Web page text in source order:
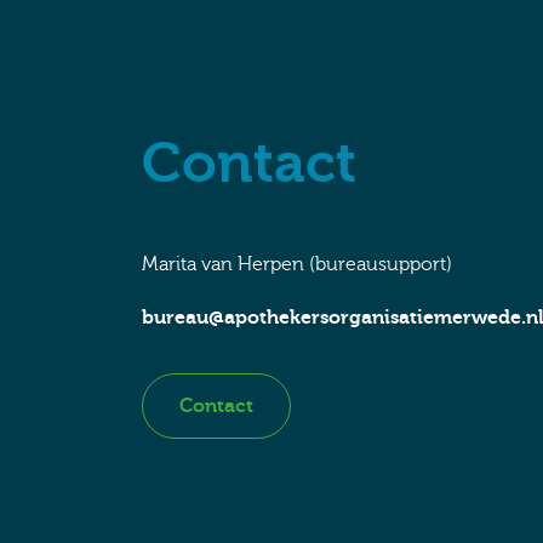
Contact
Marita van Herpen (bureausupport)
bureau@apothekersorganisatiemerwede.nl
Contact